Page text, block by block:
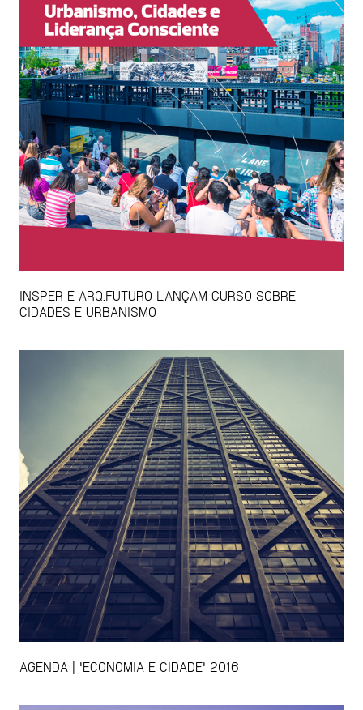
INSPER E ARQ.FUTURO LANÇAM CURSO SOBRE
CIDADES E URBANISMO
AGENDA | 'ECONOMIA E CIDADE' 2016